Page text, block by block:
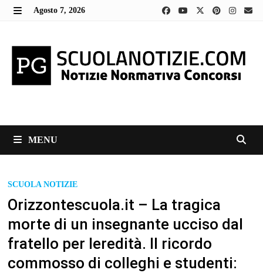
Skip
Agosto 7, 2026
MENU
SCUOLA NOTIZIE
Orizzontescuola.it – La tragica
morte di un insegnante ucciso dal
fratello per leredità. Il ricordo
commosso di colleghi e studenti: